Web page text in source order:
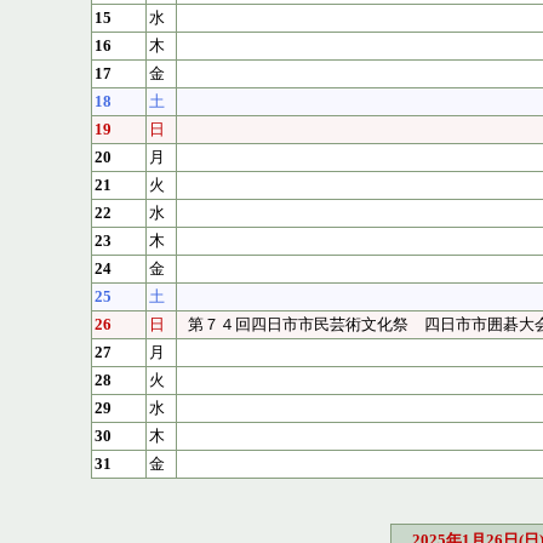
15
水
16
木
17
金
18
土
19
日
20
月
21
火
22
水
23
木
24
金
25
土
26
日
第７４回四日市市民芸術文化祭 四日市市囲碁大
27
月
28
火
29
水
30
木
31
金